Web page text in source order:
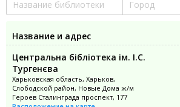
Название и адрес
Центральна бібліотека ім. І.С.
Тургенєва
Харьковская область, Харьков,
Слободской район, Новые Дома ж/м
Героев Сталинграда проспект, 177